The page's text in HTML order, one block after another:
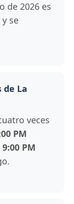
de 2026 es
se
de La
veces
PM
9:00 PM